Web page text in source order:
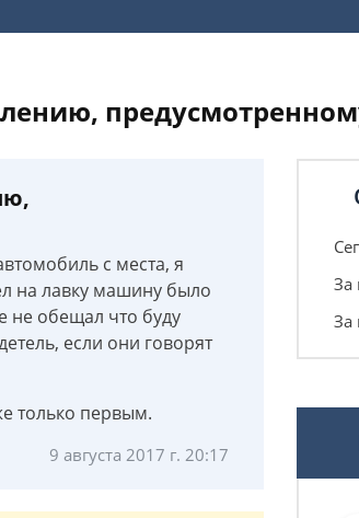
с места, я
на лавку машину было
не обещал что буду
если они говорят
только первым.
9 августа 2017 г. 20:17
За
За